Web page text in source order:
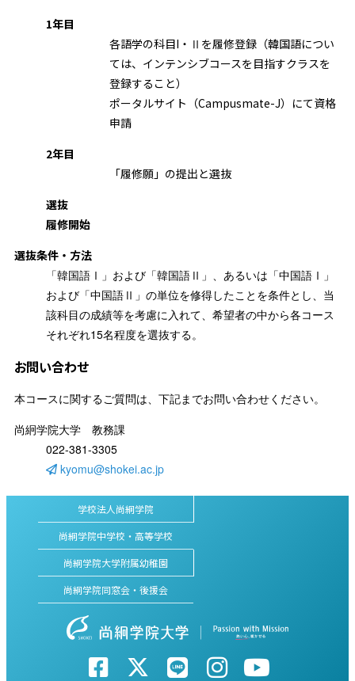
1年目
各語学の科目I・Ⅱを履修登録（韓国語につい
ては、インテンシブコースを目指すクラスを
登録すること）
ポータルサイト（Campusmate-J）にて資格
申請
2年目
「履修願」の提出と選抜
選抜
履修開始
選抜条件・方法
「韓国語Ⅰ」および「韓国語Ⅱ」、あるいは「中国語Ⅰ」
および「中国語Ⅱ」の単位を修得したことを条件とし、当
該科目の成績等を考慮に入れて、希望者の中から各コース
それぞれ15名程度を選抜する。
お問い合わせ
本コースに関するご質問は、下記までお問い合わせください。
尚絅学院大学 教務課
022-381-3305
kyomu@shokei.ac.jp
学校法人尚絅学院
尚絅学院中学校・高等学校
尚絅学院大学附属幼稚園
尚絅学院同窓会・後援会